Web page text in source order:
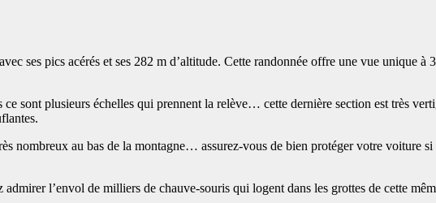
ses pics acérés et ses 282 m d’altitude. Cette randonnée offre une vue unique à
sont plusieurs échelles qui prennent la relève… cette dernière section est très
nombreux au bas de la montagne… assurez-vous de bien protéger votre voiture si
l’envol de milliers de chauve-souris qui logent dans les grottes de cette